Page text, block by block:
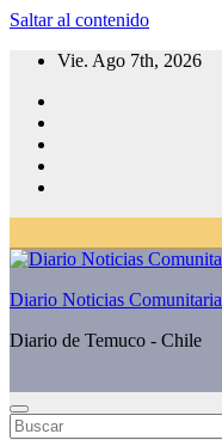
Saltar al contenido
Vie. Ago 7th, 2026
Diario Noticias
Diario de Temuco - Chile